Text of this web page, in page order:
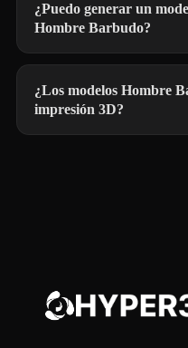
¿Puedo generar un
Hombre Barbudo?
¿Los modelos Hombre
impresión 3D?